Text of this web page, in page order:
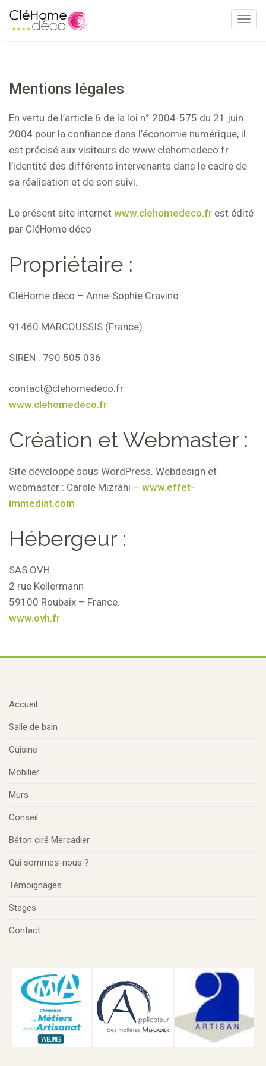
T
v
g
i
Mentions légales
En vertu de l’article 6 de la loi n° 2004-575 du 21 juin
2004 pour la confiance dans l’économie numérique, il
est précisé aux visiteurs de www.clehomedeco.fr
l’identité des différents intervenants dans le cadre de
sa réalisation et de son suivi.
Le présent site internet www.clehomedeco.fr est édité
par CléHome déco
Propriétaire :
CléHome déco – Anne-Sophie Cravino
91460 MARCOUSSIS (France)
SIREN : 790 505 036
contact@clehomedeco.fr
www.clehomedeco.fr
Création et Webmaster :
Site développé sous WordPress. Webdesign et
webmaster : Carole Mizrahi – www.effet-
immediat.com
Hébergeur :
SAS OVH
2 rue Kellermann
59100 Roubaix – France.
www.ovh.fr
Accueil
Salle de bain
Cuisine
Mobilier
Murs
Conseil
Béton ciré Mercadier
Qui sommes-nous ?
Témoignages
Stages
Contact